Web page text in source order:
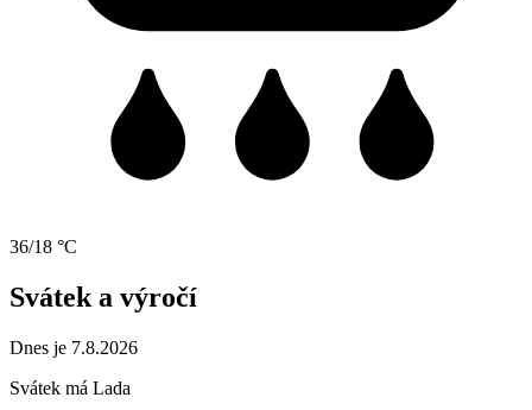
36/18 °C
Svátek a výročí
Dnes je 7.8.2026
Svátek má Lada